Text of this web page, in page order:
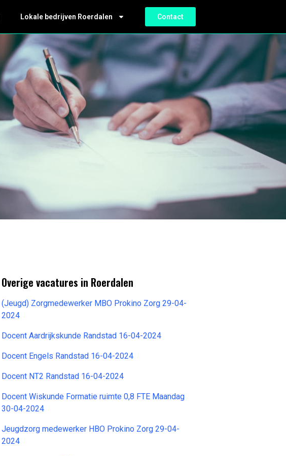
Lokale bedrijven Roerdalen Contact
Overige vacatures in Roerdalen
(Jeugd) Zorgmedewerker MBO Prokino Zorg 29-04-
2024
Docent Aardrijkskunde Randstad 16-04-2024
Docent Engels Randstad 16-04-2024
Docent NT2 Randstad 16-04-2024
Docent Wiskunde Formatie ruimte 0,8 FTE Maandag
30-04-2024
Jeugdzorg medewerker HBO Prokino Zorg 29-04-
2024